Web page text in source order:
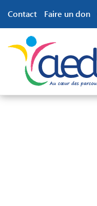
Contact Faire un don